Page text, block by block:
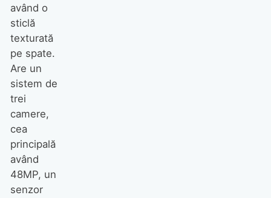
având o
sticlă
texturată
pe spate.
Are un
sistem de
trei
camere,
cea
principală
având
48MP, un
senzor